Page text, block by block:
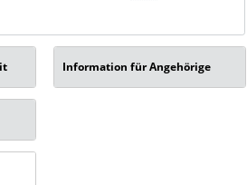
Information für Angehörige